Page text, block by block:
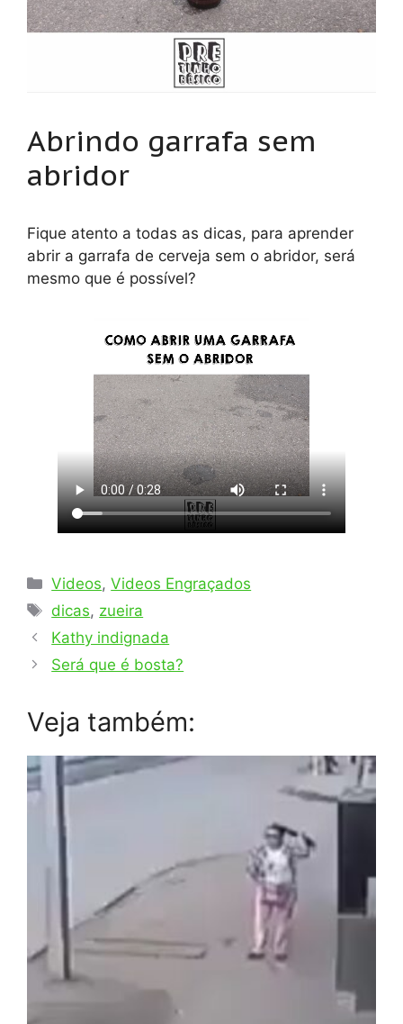
Abrindo garrafa sem
abridor
Fique atento a todas as dicas, para aprender
abrir a garrafa de cerveja sem o abridor, será
mesmo que é possível?
Categorias
Videos,Videos Engraçados
Tags
dicas, zueira
Kathy indignada
Será que é bosta?
Veja também: